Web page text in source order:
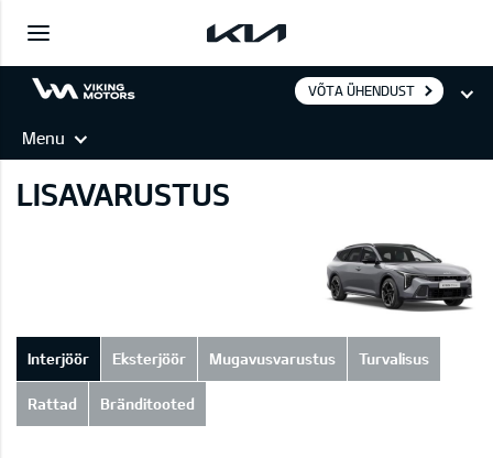
VÕTA ÜHENDUST
Menu
LISAVARUSTUS
Interjöör Eksterjöör Mugavusvarustus Turvalisus
Rattad Bränditooted